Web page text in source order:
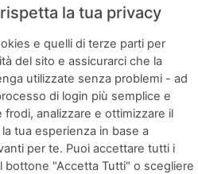
di fiori di campo, erbe
miele. In bocca si
armonico, persistente. La
adatto ai piatti
come i testaroli ai funghi,
acciughe e i totani ripieni.
con carni bianche e
in un calice aperto che esalti
C.
la tua privacy
e quelli di terze parti per
del sito e assicurarci che la
utilizzate senza problemi - ad
di login più semplice e
frodi, analizzare e ottimizzare il
tua esperienza in base a
per te. Puoi accettare tutti i
bottone "Accetta Tutti" o scegliere